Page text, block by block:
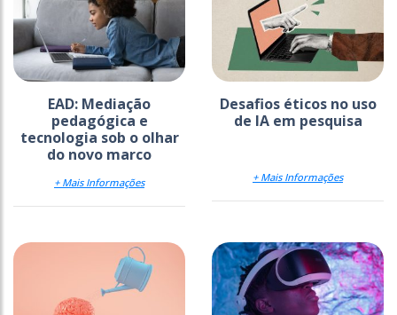
EAD: Mediação
pedagógica e
tecnologia sob o olhar
do novo marco
+ Mais Informações
Desafios éticos no uso
de IA em pesquisa
+ Mais Informações